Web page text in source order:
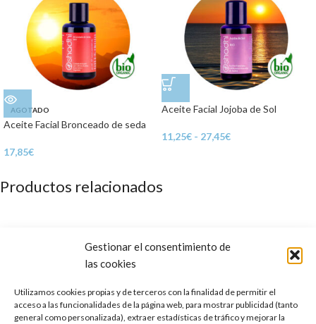
Gestionar el consentimiento de
las cookies
Utilizamos cookies propias y de terceros con la finalidad de permitir el
acceso a las funcionalidades de la página web, para mostrar publicidad (tanto
general como personalizada), extraer estadísticas de tráfico y mejorar la
AGOTADO
Aceite Facial Bronceado de seda
17,85€
Aceite Facial Jojoba de Sol
11,25€ - 27,45€
Productos relacionados